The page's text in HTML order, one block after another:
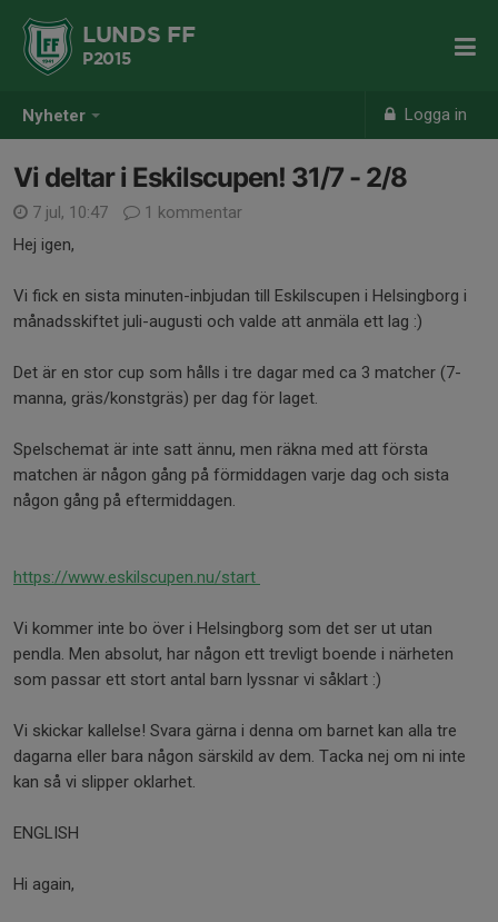
Nyheter Logga in
LUNDS FF
P2015
Vi deltar i Eskilscupen! 31/7 - 2/8
7 jul, 10:47
1 kommentar
Hej igen,
Vi fick en sista minuten-inbjudan till Eskilscupen i Helsingborg i
månadsskiftet juli-augusti och valde att anmäla ett lag :)
Det är en stor cup som hålls i tre dagar med ca 3 matcher (7-
manna, gräs/konstgräs) per dag för laget.
Spelschemat är inte satt ännu, men räkna med att första
matchen är någon gång på förmiddagen varje dag och sista
någon gång på eftermiddagen.
https://www.eskilscupen.nu/start
Vi kommer inte bo över i Helsingborg som det ser ut utan
pendla. Men absolut, har någon ett trevligt boende i närheten
som passar ett stort antal barn lyssnar vi såklart :)
Vi skickar kallelse! Svara gärna i denna om barnet kan alla tre
dagarna eller bara någon särskild av dem. Tacka nej om ni inte
kan så vi slipper oklarhet.
ENGLISH
Hi again,